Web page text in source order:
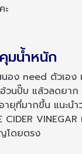
ะ
มน้ำหนัก
อง need ตัวเอง
นปั๊บ แล้วลดยาก
ยุที่มากขึ้น แนะนำ
VINEGAR
โดยตรง